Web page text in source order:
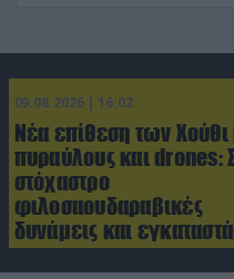
09.08.2026 | 16:02
Νέα επίθεση των Χούθι
πυραύλους και drones:
στόχαστρο
φιλοσαουδαραβικές
δυνάμεις και